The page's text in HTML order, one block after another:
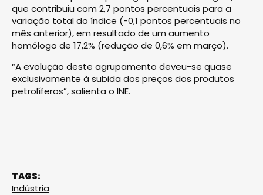
que contribuiu com 2,7 pontos percentuais para a
variação total do índice (-0,1 pontos percentuais no
mês anterior), em resultado de um aumento
homólogo de 17,2% (redução de 0,6% em março).
“A evolução deste agrupamento deveu-se quase
exclusivamente à subida dos preços dos produtos
petrolíferos”, salienta o INE.
TAGS:
Indústria